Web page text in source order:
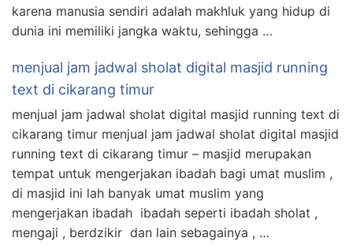
karena manusia sendiri adalah makhluk yang hidup di
dunia ini memiliki jangka waktu, sehingga …
menjual jam jadwal sholat digital masjid running
text di cikarang timur
menjual jam jadwal sholat digital masjid running text di
cikarang timur menjual jam jadwal sholat digital masjid
running text di cikarang timur – masjid merupakan
tempat untuk mengerjakan ibadah bagi umat muslim ,
di masjid ini lah banyak umat muslim yang
mengerjakan ibadah ibadah seperti ibadah sholat ,
mengaji , berdzikir dan lain sebagainya , …